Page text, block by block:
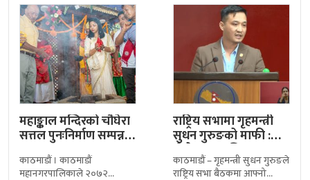
महाङ्काल मन्दिरको चौघेरा
सत्तल पुनःनिर्माण सम्पन्न,
महानगरद्वारा उद्घाटन
काठमाडौं । काठमाडौं
महानगरपालिकाले २०७२
राष्ट्रिय सभामा गृहमन्त्री
सुधन गुरुङको माफी :
‘मेरो भाषा अलि…
काठमाडौं – गृहमन्त्री सुधन गुरुङले
राष्ट्रिय सभा बैठकमा आफ्नो